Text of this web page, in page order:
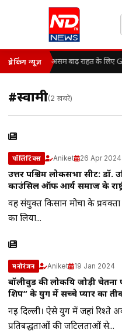
ब्रेकिंग न्यूज़ असम बाढ़ राहत के लिए
#स्वामी(2 खबरें)
पॉलिटिक्स Aniket 26 Apr 2024
उत्तर पश्चिम लोकसभा सीट: डॉ.
काउंसिल ऑफ आर्य समाज के
वह संयुक्त किसान मोर्चा के
का लिया...
मनोरंजन Aniket 19 Jan 2024
बॉलीवुड की लोकप्रिय जोड़ी
शिप” के युग में सच्चे प्यार का
नई दिल्ली। ऐसे युग में जहां रिश्ते
प्रतिबद्धताओं की जटिलताओं से...